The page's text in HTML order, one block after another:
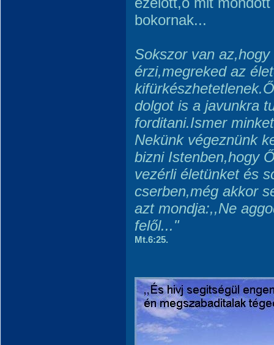
bokornak...
Sokszor van
érzi,megreked az
dolgot is a javunkra
forditani.Ismer
Nekünk végeznünk
bizni Istenben,hogy
vezérli életünket és
cserben,még akkor
azt mondja:,,Ne
felől..."
Mt.6:25.